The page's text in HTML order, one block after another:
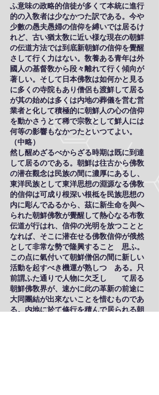
ふ意味の政略的信徒が多くて本統に進行
的の入敎者は少なかつた訳である。今や
少數の愚夫愚婦の信仰を縛いでは居るけ
れど、古い猶太敎に近い様な現在の朝鮮
の伝道方法では到底新朝鮮の信仰を覺醒
さして行く力はない。敎養ある青年は外
國人の基督敎から段々離れて行く傾向が
著しい。そして日本佛敎は如何かと見る
に多くの寺院もあり僧侶も渡鮮して居る
が其の始めは多くは内地の葬儀を営む営
業者と化して積極的に朝鮮人の心の信仰
を動かさうとて稀で宗敎として鮮人には
何等の影響もなかつたといつてよい。
（中略）
然し醒めざるべからざる時期は既に到達
して居るのである。朝鮮は往古から佛敎
の潜在觀念は民族の間に濃厚にあるし、
東洋民族として東洋思想の淵源なる佛敎
的信仰は可成り根深い根柢を民族思想の
内に彫んでゐるから、茲に新生命を與へ
られた朝鮮佛敎が覺醒して熱心なる布敎
伝道が行はれ、信仰の光明を放つことと
なれば、そこに潜在せる佛敎信仰が俄然
として非常な勢で隆興することゝ思ふ。
この点に氣付いて朝鮮僧侶の間に新しい
活動を起すべき機運が熟しつゝある。只
前謂ふた通りで人物に欠乏しゝゝて居る
朝鮮佛敎界が、速かに此の革新の前途に
大同團結が出來ないことを惜むものであ
る。内地に於て修行を積んで居られる朝